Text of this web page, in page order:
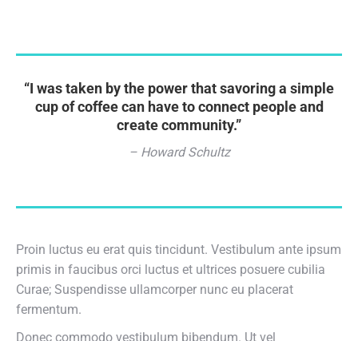
“I was taken by the power that savoring a simple
cup of coffee can have to connect people and
create community.”
– Howard Schultz
Proin luctus eu erat quis tincidunt. Vestibulum ante ipsum
primis in faucibus orci luctus et ultrices posuere cubilia
Curae; Suspendisse ullamcorper nunc eu placerat
fermentum.
Donec commodo vestibulum bibendum. Ut vel